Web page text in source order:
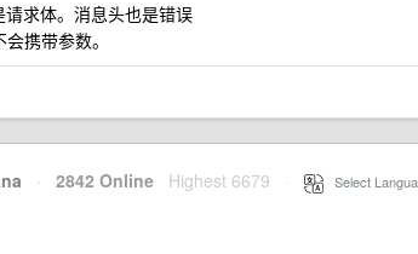
求体。消息头也是错误
携带参数。
· 2842 Online Highest 6679 Select